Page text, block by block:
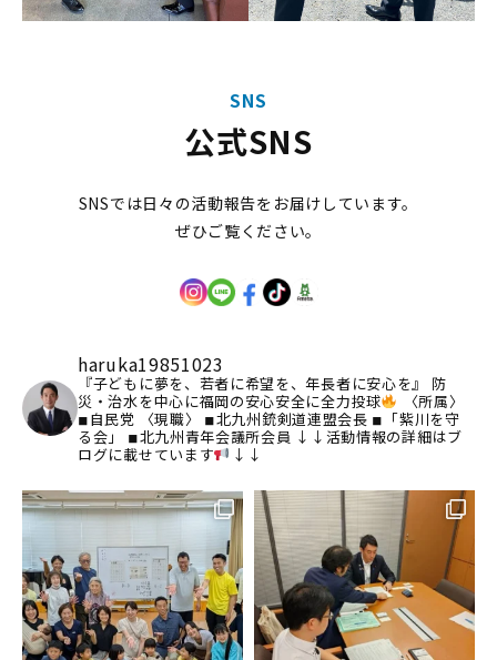
SNS
公式SNS
SNSでは日々の活動報告をお届けしています。
ぜひご覧ください。
haruka19851023
『子どもに夢を、若者に希望を、年長者に安心を』
防
災・治水を中心に福岡の安心安全に全力投球
〈所属〉
◾︎自民党 〈現職〉 ◾︎北九州銃剣道連盟会長 ◾︎「紫川を守
る会」
◾︎北九州青年会議所会員 ↓↓活動情報の詳細はブ
ログに載せています
↓↓